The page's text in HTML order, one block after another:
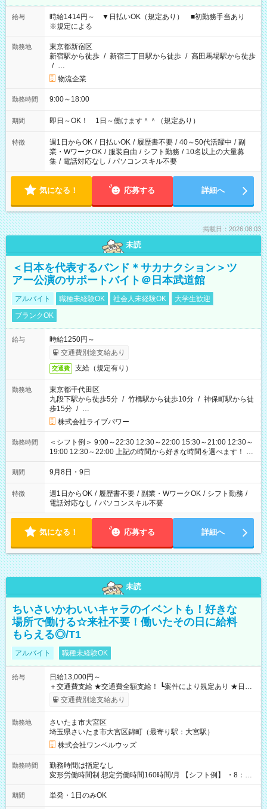
給与
時給1414円～ ▼日払いOK（規定あり） ■初勤務手当あり
※規定による
勤務地
東京都新宿区
新宿駅から徒歩 / 新宿三丁目駅から徒歩 / 高田馬場駅から徒歩
/ …
物流企業
勤務時間 9:00～18:00
期間 即日～OK！ 1日～働けます＾＾（規定あり）
特徴 週1日からOK / 日払いOK / 履歴書不要 / 40～50代活躍中 / 副
業・WワークOK / 服装自由 / シフト勤務 / 10名以上の大量募
集 / 電話対応なし / パソコンスキル不要
気になる！ 応募する 詳細へ
掲載日：2026.08.03
未読
＜日本を代表するバンド＊サカナクション＞ツ
アー公演のサポートバイト＠日本武道館
アルバイト 職種未経験OK 社会人未経験OK
大学生歓迎
ブランクOK
給与
時給1250円～
交通費別途支給あり
交通費 支給（規定有り）
勤務地
東京都千代田区
九段下駅から徒歩5分 / 竹橋駅から徒歩10分 / 神保町駅から徒
歩15分 / …
株式会社ライブパワー
勤務時間
＜シフト例＞ 9:00～22:30 12:30～22:00 15:30～21:00 12:30～
19:00 12:30～22:00 上記の時間から好きな時間を選べます！ ※
時間は変更となる可能性があります
期間 9月8日・9日
特徴 週1日からOK / 履歴書不要 / 副業・WワークOK / シフト勤務 /
電話対応なし / パソコンスキル不要
気になる！ 応募する 詳細へ
未読
ちいさいかわいいキャラのイベントも！好きな
場所で働ける☆来社不要！働いたその日に給料
もらえる◎/T1
アルバイト 職種未経験OK
給与
日給13,000円～
＋交通費支給 ★交通費全額支給！ ┗案件により規定あり ★日払
いOK！（規定あり） ┗働いたその日に現金GET♪ お仕事後はコ
ンビニATMから 日払い分を引き落とせます！ 【試用期間】試
交通費別途支給あり
勤務地
さいたま市大宮区
埼玉県さいたま市大宮区錦町（最寄り駅：大宮駅）
株式会社ワンベルウッズ
勤務時間
勤務時間は指定なし
変形労働時間制 想定労働時間160時間/月 【シフト例】 ・8：00
～21：00
期間 単発・1日のみOK